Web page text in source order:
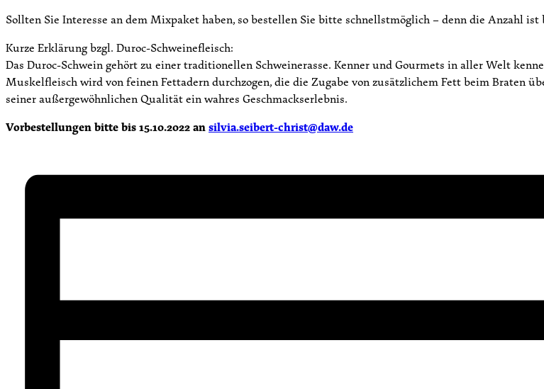
Sollten Sie Interesse an dem Mixpaket haben, so bestellen Sie bitte schnellstmöglich – denn die Anzahl
Kurze Erklärung bzgl. Duroc-Schweinefleisch:
Das Duroc-Schwein gehört zu einer traditionellen Schweinerasse. Kenner und Gourmets in aller Welt
Muskelfleisch wird von feinen Fettadern durchzogen, die die Zugabe von zusätzlichem Fett beim Braten
seiner außergewöhnlichen Qualität ein wahres Geschmackserlebnis.
Vorbestellungen bitte bis 15.10.2022 ansilvia.seibert-christ@daw.de